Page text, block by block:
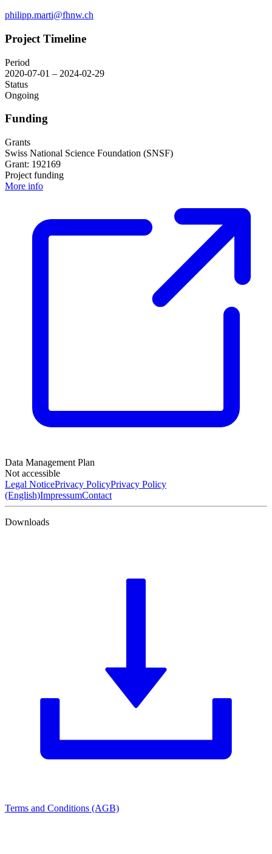
philipp.marti@fhnw.ch
Project Timeline
Period
2020-07-01 – 2024-02-29
Status
Ongoing
Funding
Grants
Swiss National Science Foundation (SNSF)
Grant: 192169
Project funding
More info
Data Management Plan
Not accessible
Legal NoticePrivacy PolicyPrivacy Policy
(English)ImpressumContact
Downloads
Terms and Conditions (AGB)